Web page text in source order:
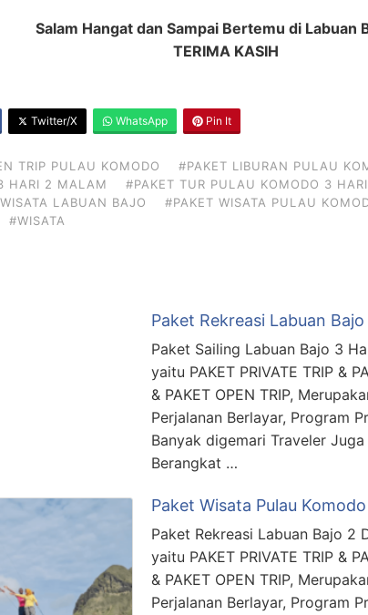
Salam Hangat dan Sampai Bertemu di Labuan
TERIMA KASIH
Twitter/X WhatsApp Pin It
TRIP PULAU KOMODO #PAKET LIBURAN PULAU
HARI 2 MALAM
#PAKET TUR PULAU KOMODO 3
LABUAN BAJO #PAKET WISATA PULAU
#WISATA
Paket Rekreasi Labuan
Paket Sailing Labuan Bajo 3
yaitu PAKET PRIVATE TRIP &
& PAKET OPEN TRIP,
Perjalanan Berlayar, Program
Banyak digemari Traveler
Berangkat …
Paket Wisata Pulau
Paket Rekreasi Labuan Bajo 2
yaitu PAKET PRIVATE TRIP &
& PAKET OPEN TRIP,
Perjalanan Berlayar, Program